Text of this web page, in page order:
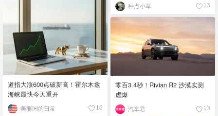
种点小草 13
道指大涨600点破新高！霍尔木兹
海峡最快今天重开
美丽国的日常 16
零百3.4秒！Rivian R2 沙漠实测
虐爆
汽车君 13